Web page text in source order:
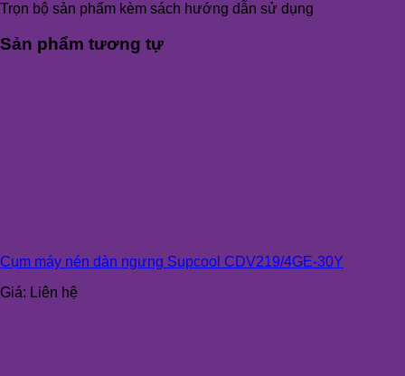
Trọn bộ sản phẩm kèm sách hướng dẫn sử dụng
Sản phẩm tương tự
Cụm máy nén dàn ngưng Supcool CDV219/4GE-30Y
Giá: Liên hệ